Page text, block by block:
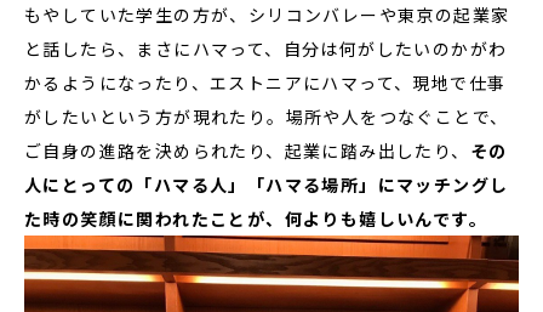
もやしていた学生の方が、シリコンバレーや東京の起業家
と話したら、まさにハマって、自分は何がしたいのかがわ
かるようになったり、エストニアにハマって、現地で仕事
がしたいという方が現れたり。場所や人をつなぐことで、
ご自身の進路を決められたり、起業に踏み出したり、 その
人にとっての「ハマる人」「ハマる場所」にマッチングし
た時の笑顔に関われたことが、何よりも嬉しいんです。